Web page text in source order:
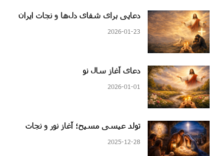
دعایی برای شفای دل‌ها و نجات ایران
2026-01-23
دعای آغاز سال نو
2026-01-01
تولد عیسی مسیح؛ آغاز نور و نجات
2025-12-28